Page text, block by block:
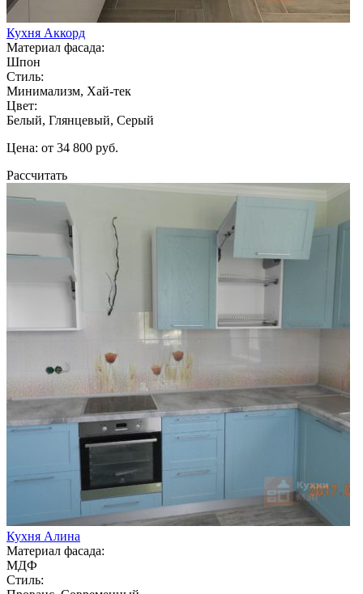
Кухня Аккорд
Материал фасада:
Шпон
Стиль:
Минимализм, Хай-тек
Цвет:
Белый, Глянцевый, Серый
Цена: от 34 800 руб.
Рассчитать
Кухня Алина
Материал фасада:
МДФ
Стиль: